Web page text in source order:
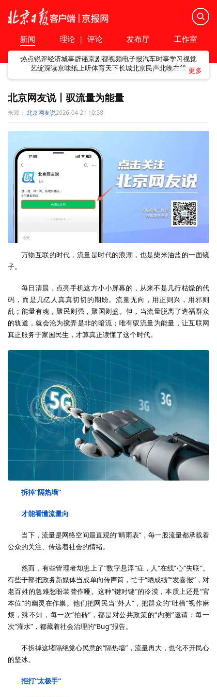
新闻 理论 | 评论 发布厅 工作室
热点锐评经济城事辟谣京剧都视频电子报汽车时事学习视觉
艺绽深读京味纸上听体育天下长城北京民声北晚在线
北京网友说丨驭流量为能量
来源： 北京网友说2026-04-21 10:58
万物互联的时代，流量是时代的浪潮，也是柴米油盐的一面镜
子。
每日清晨，点亮手机这方小小屏幕的，从来不是几行枯燥的代
码，而是几亿人真真切切的期盼。流量无向，用正则兴，用邪则
乱；能量有魂，聚民则强，聚国则盛。但，当流量脱离了造福群众
的轨道，就会沦为搅弄是非的暗流；唯有驭流量为能量，让互联网
真正服务于家国民生，才算真正读懂了这个时代。
拆掉“隔热墙”
才能看懂流量向
当下，流量是网络空间最直观的“晴雨表”，每一股流量都承载着
公众的关注、传递着社会的情绪。
然而，有些管理者却患上了“数字悬浮”症，人“在线”心“失联”。
有些干部把政务新媒体当成单向传声筒，忙于“晒成绩”“发喜报”，对
老百姓的急难愁盼装聋作哑。这种“键对键”的冷漠，本质上还是“官
本位”的幽灵在作祟。他们把网民当“外人”，把群众的“吐槽”视作麻
烦，殊不知，每一次“拍砖”，都是对公共政策的“内测”邀请；每一
次“灌水”，都藏着社会治理的“Bug”报告。
不拆掉这堵隔绝党心民意的“隔热墙”，流量再大，也化不开民心
的坚冰。
拒打“太极手”